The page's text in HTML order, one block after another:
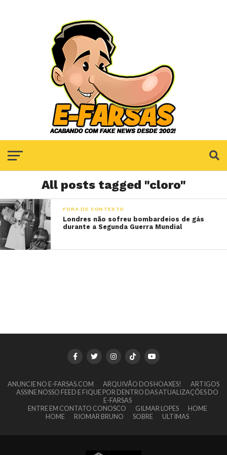
All posts tagged "cloro"
FORA DE CONTEXTO
Londres não sofreu bombardeios de gás
durante a Segunda Guerra Mundial
ANUNCIE NO E-FARSAS.COM ARQUIVÃO DOS HOAXES!
ARTIGOS
ASSINE NOSSO FEED E FIQUE POR DENTRO DAS ATUALIZAÇÕES DO
E-FARSAS
ENTRE EM CONTATO CONOSCO
GILMAR LOPES
HOME
HOME
RIOMAR BRUNO SOBRE ULTIMAS